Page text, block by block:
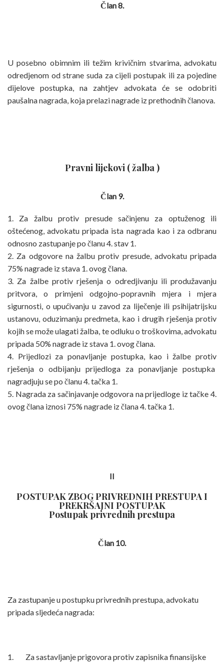
Član 8.
U posebno obimnim ili težim krivičnim stvarima, advokatu
odredjenom od strane suda za cijeli postupak ili za pojedine
dijelove postupka, na zahtjev advokata će se odobriti
paušalna nagrada, koja prelazi nagrade iz prethodnih članova.
Pravni lijekovi ( žalba )
Član 9.
1. Za žalbu protiv presude sačinjenu za optuženog ili
oštećenog, advokatu pripada ista nagrada kao i za odbranu
odnosno zastupanje po članu 4. stav 1.
2. Za odgovore na žalbu protiv presude, advokatu pripada
75% nagrade iz stava 1. ovog člana.
3. Za žalbe protiv rješenja o odredjivanju ili produžavanju
pritvora, o primjeni odgojno-popravnih mjera i mjera
sigurnosti, o upućivanju u zavod za liječenje ili psihijatrijsku
ustanovu, oduzimanju predmeta, kao i drugih rješenja protiv
kojih se može ulagati žalba, te odluku o troškovima, advokatu
pripada 50% nagrade iz stava 1. ovog člana.
4. Prijedlozi za ponavljanje postupka, kao i žalbe protiv
rješenja o odbijanju prijedloga za ponavljanje postupka
nagradjuju se po članu 4. tačka 1.
5. Nagrada za sačinjavanje odgovora na prijedloge iz tačke 4.
ovog člana iznosi 75% nagrade iz člana 4. tačka 1.
II
POSTUPAK ZBOG PRIVREDNIH PRESTUPA I
PREKRŠAJNI POSTUPAK
Postupak privrednih prestupa
Član 10.
Za zastupanje u postupku privrednih prestupa, advokatu
pripada sljedeća nagrada:
1. Za sastavljanje prigovora protiv zapisnika finansijske